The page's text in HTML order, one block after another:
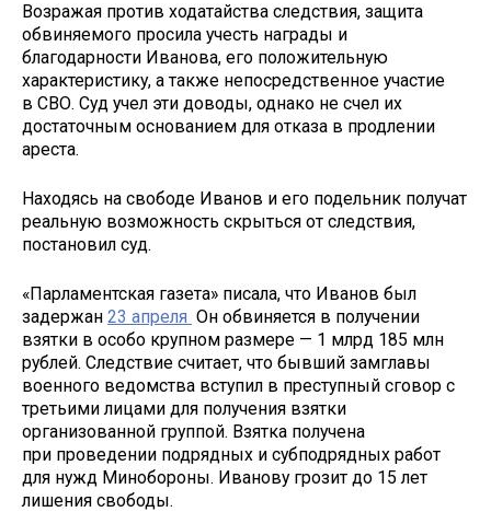
Возражая против ходатайства следствия, защита
обвиняемого просила учесть награды и
благодарности Иванова, его положительную
характеристику, а также непосредственное участие
в СВО. Суд учел эти доводы, однако не счел их
достаточным основанием для отказа в продлении
ареста.
Находясь на свободе Иванов и его подельник получат
реальную возможность скрыться от следствия,
постановил суд.
«Парламентская газета» писала, что Иванов был
задержан 23 апреля Он обвиняется в получении
взятки в особо крупном размере — 1 млрд 185 млн
рублей. Следствие считает, что бывший замглавы
военного ведомства вступил в преступный сговор с
третьими лицами для получения взятки
организованной группой. Взятка получена
при проведении подрядных и субподрядных работ
для нужд Минобороны. Иванову грозит до 15 лет
лишения свободы.